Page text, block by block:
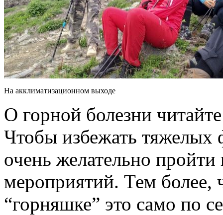
На акклиматизационном выходе
О горной болезни
Чтобы избежать тяжелых
очень желательно
мероприятий. Тем более,
“горняшке” это само по